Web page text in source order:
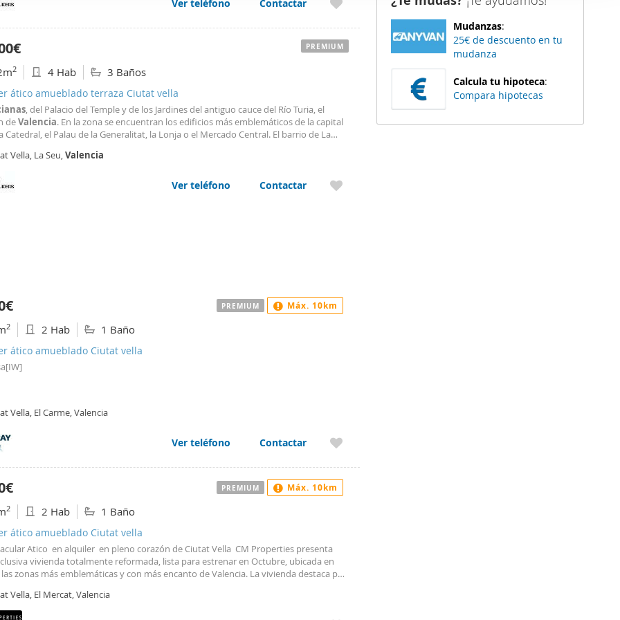
se usan para personalizar el contenido y los anuncios, ofrecer funciones
el tráfico. Además, compartimos información sobre el uso que haga del
de redes sociales, publicidad y análisis web, quienes pueden
que les haya proporcionado o que hayan recopilado a partir del uso
Ver teléfono Contactar
2 4 Hab 3 Baños
ático amueblado terraza Ciutat vella
, del Palacio del Temple y de los Jardines del antiguo cauce del Río Turia, el
deValencia. En la zona se encuentran los edificios más emblemáticos de la capital
Catedral, el Palau de la Generalitat, la Lonja o el Mercado Central. El barrio de La
disponiendo de gran cantidad
Vella, La Seu,Valencia
Ver teléfono Contactar
PREMIUM
2 2 Hab 1 Baño
ático amueblado Ciutat vella
Vella, El Carme, Valencia
Ver teléfono Contactar
PREMIUM Máx. 10km
2 2 Hab 1 Baño
ático amueblado Ciutat vella
Atico en alquiler en pleno corazón de Ciutat Vella CM Properties presenta
vivienda totalmente reformada, lista para estrenar en Octubre, ubicada en
zonas más emblemáticas y con más encanto de Valencia. La vivienda destaca por
con gran entrada de luz natural, una espaciosa habitación principal, una
habitación secundaria equipada con literas, un elegante baño de estilo
Vella, El Mercat, Valencia
PREMIUM Máx. 10km
Mudanzas:
25€ de descuento en tu
mudanza
Calcula tu hipoteca:
Compara hipotecas